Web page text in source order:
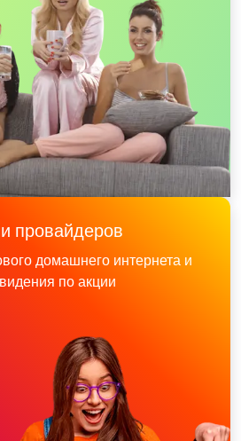
провайдеров
домашнего интернета и
по акции